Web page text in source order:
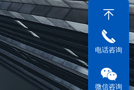
电话咨询
微信咨询